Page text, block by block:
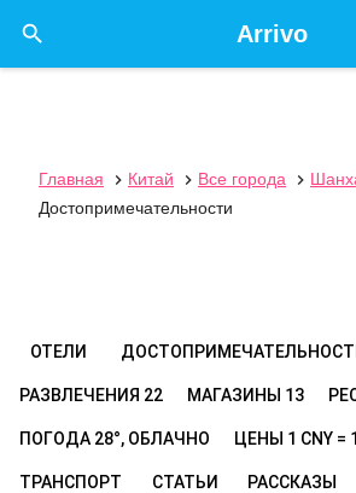
Arrivo

Главная  Китай  Все города 
Достопримечательности
ОТЕЛИ
РАЗВЛЕЧЕНИЯ 22 МАГАЗИНЫ 13
ПОГОДА 28°, ОБЛАЧНО ЦЕНЫ 1 CNY =
ТРАНСПОРТ СТАТЬИ РАССКАЗЫ